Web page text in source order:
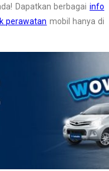
Dapatkan berbagai info
perawatan mobil hanya di